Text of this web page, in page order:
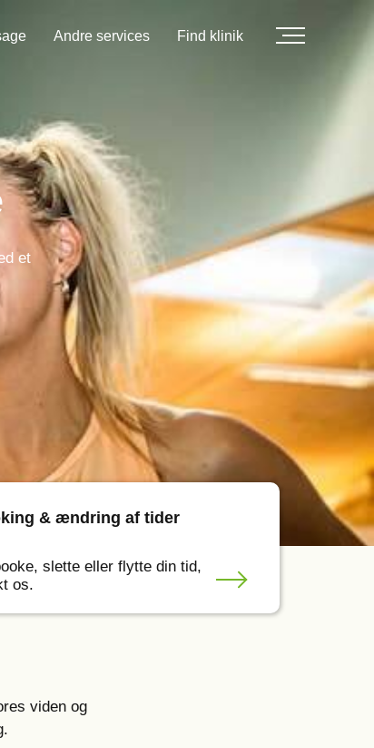
Andre services Find klinik
et
& ændring af tider
slette eller flytte din tid,
os.
viden og